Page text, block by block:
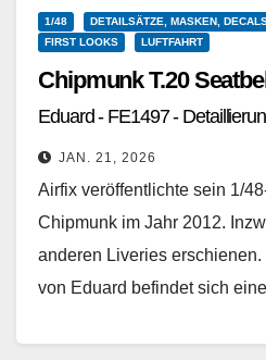
1/48
DETAILSÄTZE, MASKEN,
FIRST LOOKS
LUFTFAHRT
Chipmunk T.20
Eduard - FE1497 -
JAN. 21, 2026
Airfix veröffentlichte sein 1/
Chipmunk im Jahr 2012.
anderen Liveries
von Eduard befindet sich